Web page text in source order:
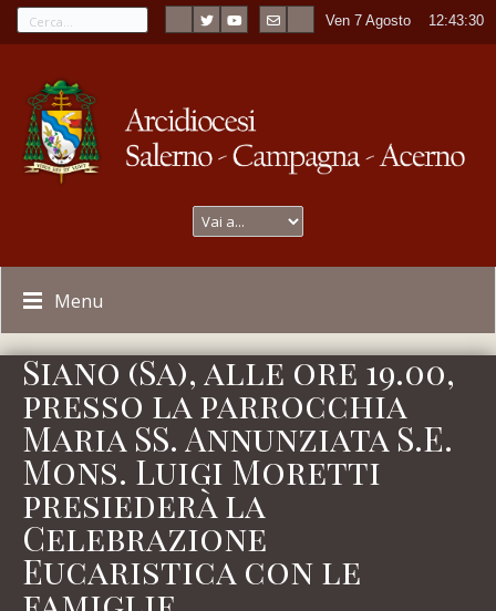
Ven 7 Agosto 12:43:30
Menu
Siano (Sa), alle ore 19.00,
presso la parrocchia
Maria SS. Annunziata S.E.
Mons. Luigi Moretti
presiederà la
Celebrazione
Eucaristica con le